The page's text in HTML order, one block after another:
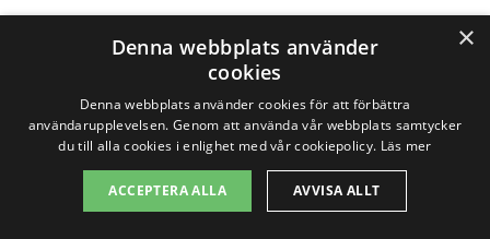
×
Denna webbplats använder
cookies
Denna webbplats använder cookies för att förbättra
användarupplevelsen. Genom att använda vår webbplats samtycker
du till alla cookies i enlighet med vår cookiepolicy. Läs mer
ACCEPTERA ALLA AVVISA ALLT